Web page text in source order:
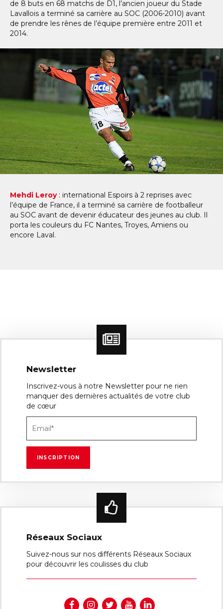
de 8 buts en 68 matchs de D1, l’ancien joueur du Stade
Lavallois a terminé sa carrière au SOC (2006-2010) avant
de prendre les rênes de l’équipe première entre 2011 et
2014.
Mehdi Leroy: international Espoirs à 2 reprises avec
l’équipe de France, il a terminé sa carrière de footballeur
au SOC avant de devenir éducateur des jeunes au club. Il
porta les couleurs du FC Nantes, Troyes, Amiens ou
encore Laval.
Newsletter
Inscrivez-vous à notre Newsletter pour ne rien
manquer des dernières actualités de votre club
de cœur
Réseaux Sociaux
Suivez-nous sur nos différents Réseaux Sociaux
pour découvrir les coulisses du club